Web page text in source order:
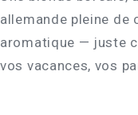
allemande pleine de
aromatique — juste
vos vacances, vos